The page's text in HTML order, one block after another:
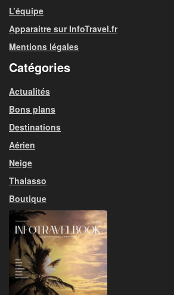
L’équipe
Apparaitre sur InfoTravel.fr
Mentions légales
Catégories
Actualités
Bons plans
Destinations
Aérien
Neige
Thalasso
Boutique